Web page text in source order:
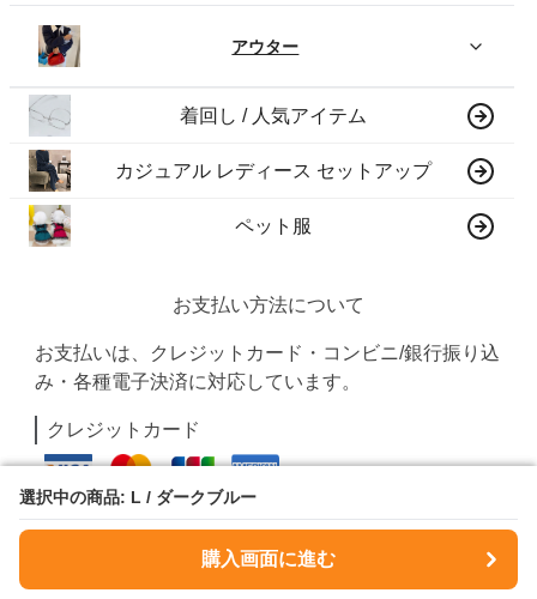
選択中の商品: L / ダークブルー
購入画面に進む
選択中の商品: L / ダークブルー
購入画面に進む
アウター
着回し / 人気アイテム
カジュアル レディース セットアップ
ペット服
お支払い方法について
お支払いは、クレジットカード・コンビニ/銀行振り込
み・各種電子決済に対応しています。
クレジットカード
PayPay